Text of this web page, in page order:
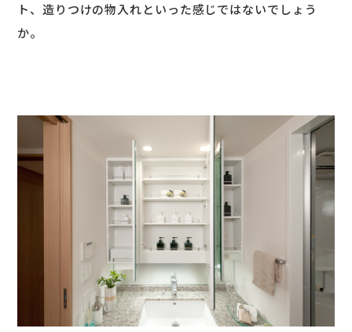
ト、造りつけの物入れといった感じではないでしょう
か。